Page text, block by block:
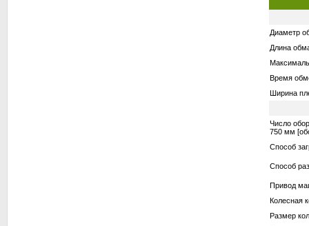
Диаметр
Длина
Время
Ширина
Число
750 мм
Способ
Способ
Привод
Колесная
Размер